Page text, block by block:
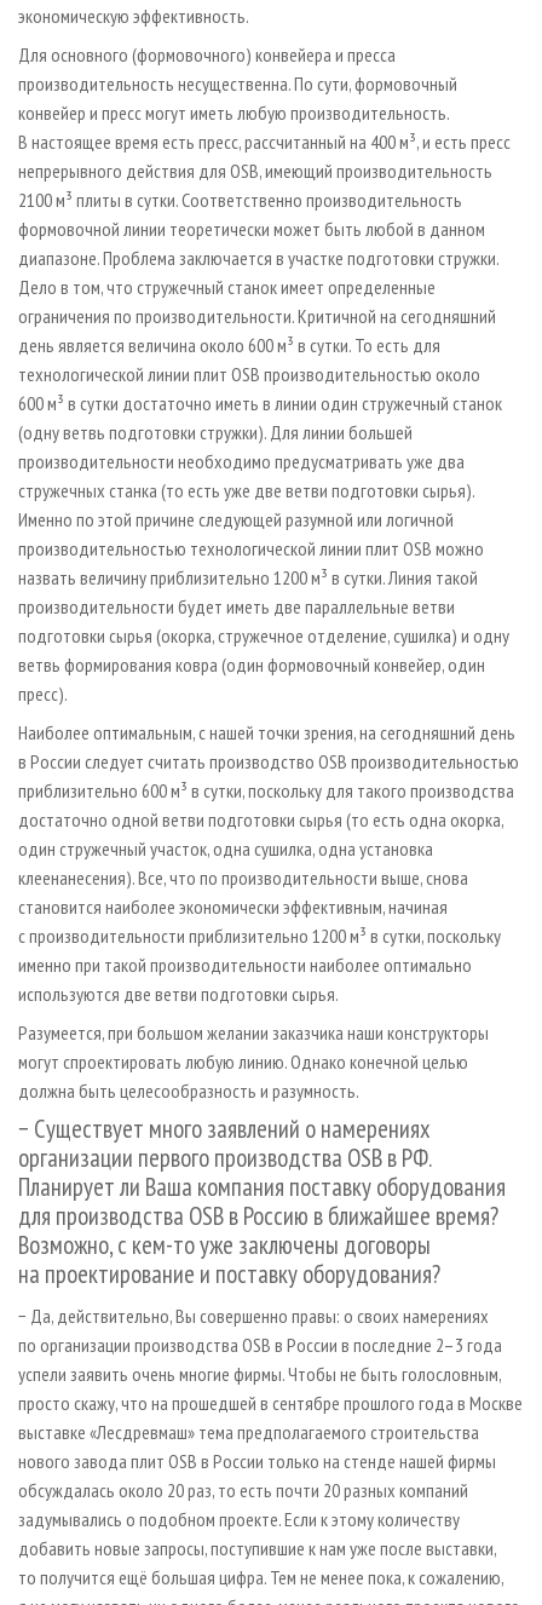
экономическую эффективность.
Для основного (формовочного) конвейера и пресса
производительность несущественна. По сути, формовочный
конвейер и пресс могут иметь любую производительность.
В настоящее время есть пресс, рассчитанный на 400 м³, и есть пресс
непрерывного действия для ОSB, имеющий производительность
2100 м³ плиты в сутки. Соответственно производительность
формовочной линии теоретически может быть любой в данном
диапазоне. Проблема заключается в участке подготовки стружки.
Дело в том, что стружечный станок имеет определенные
ограничения по производительности. Критичной на сегодняшний
день является величина около 600 м³ в сутки. То есть для
технологической линии плит OSB производительностью около
600 м³ в сутки достаточно иметь в линии один стружечный станок
(одну ветвь подготовки стружки). Для линии большей
производительности необходимо предусматривать уже два
стружечных станка (то есть уже две ветви подготовки сырья).
Именно по этой причине следующей разумной или логичной
производительностью технологической линии плит OSB можно
назвать величину приблизительно 1200 м³ в сутки. Линия такой
производительности будет иметь две параллельные ветви
подготовки сырья (окорка, стружечное отделение, сушилка) и одну
ветвь формирования ковра (один формовочный конвейер, один
пресс).
Наиболее оптимальным, с нашей точки зрения, на сегодняшний день
в России следует считать производство OSB производительностью
приблизительно 600 м³ в сутки, поскольку для такого производства
достаточно одной ветви подготовки сырья (то есть одна окорка,
один стружечный участок, одна сушилка, одна установка
клеенанесения). Все, что по производительности выше, снова
становится наиболее экономически эффективным, начиная
с производительности приблизительно 1200 м³ в сутки, поскольку
именно при такой производительности наиболее оптимально
используются две ветви подготовки сырья.
Разумеется, при большом желании заказчика наши конструкторы
могут спроектировать любую линию. Однако конечной целью
должна быть целесообразность и разумность.
− Существует много заявлений о намерениях
организации первого производства OSB в РФ.
Планирует ли Ваша компания поставку оборудования
для производства OSB в Россию в ближайшее время?
Возможно, с кем-то уже заключены договоры
на проектирование и поставку оборудования?
− Да, действительно, Вы совершенно правы: о своих намерениях
по организации производства OSB в России в последние 2–3 года
успели заявить очень многие фирмы. Чтобы не быть голословным,
просто скажу, что на прошедшей в сентябре прошлого года в Москве
выставке «Лесдревмаш» тема предполагаемого строительства
нового завода плит OSB в России только на стенде нашей фирмы
обсуждалась около 20 раз, то есть почти 20 разных компаний
задумывались о подобном проекте. Если к этому количеству
добавить новые запросы, поступившие к нам уже после выставки,
то получится ещё большая цифра. Тем не менее пока, к сожалению,